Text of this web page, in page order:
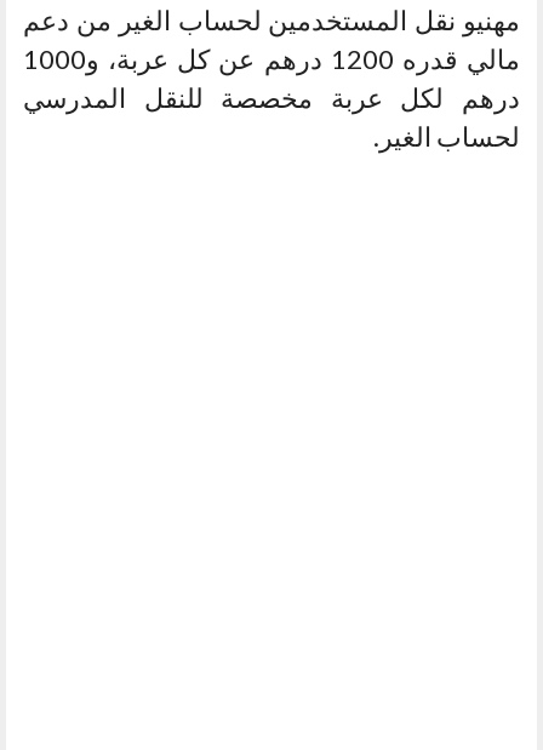
مهنيو نقل المستخدمين لحساب الغير من دعم
مالي قدره 1200 درهم عن كل عربة، و1000
درهم لكل عربة مخصصة للنقل المدرسي
لحساب الغير.